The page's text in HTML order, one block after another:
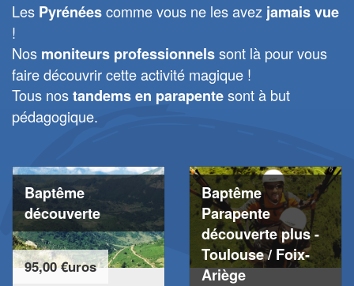
Les Pyrénéescomme vous ne les avez jamais vue
!
Nos moniteurs professionnelssont là pour vous
faire découvrir cette activité magique !
Tous nostandems en parapentesont à but
pédagogique.
Baptême
découverte
95,00 €uros
Baptême
Parapente
découverte plus -
Toulouse / Foix-
Ariège